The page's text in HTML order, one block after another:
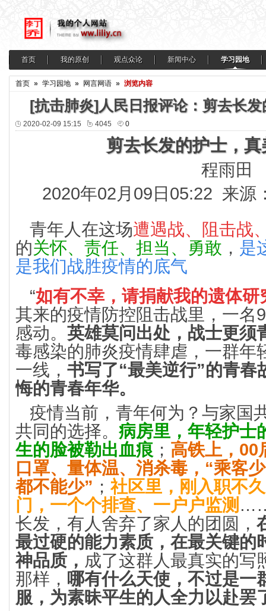
首页 我的原创 观点众论 新闻中心 学习园地
首页 » 学习园地 » 网言网语 » 浏览内容
[抗击肺炎]人民日报评论：剪去长
2020-02-09 15:15 4045 0
剪去长发的护士，
程雨田
2020年02月09日05:22 来源
青年人在这场遭遇战、阻击战
的关怀、责任、担当、勇敢 ， 是
是我们战胜疫情的底气
“如有不幸，请捐献我的遗体研
其来的疫情防控阻击战里，一名
感动。 英雄莫问出处，战士更须
毒感染的肺炎疫情肆虐，一群年
一线， 书写了“最美逆行”的青春
悔的青春年华。
疫情当前，青年何为？与家国
共同的选择。 病房里，年轻护士
生的脸被勒出血痕 ； 高铁上，00
口罩、量体温、消杀毒，“乘客
都不能少” ；社区里，刚入职不
门，一个个排查、一户户监测
长发，有人舍弃了家人的团圆，
最过硬的能力素质， 在最关键的
神品质， 成了这群人最真实的写
那样， 哪有什么天使，不过是一
服，为素昧平生的人全力以赴罢